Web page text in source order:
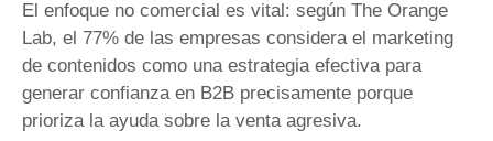
El enfoque no comercial es vital: según The Orange
Lab, el 77% de las empresas considera el marketing
de contenidos como una estrategia efectiva para
generar confianza en B2B precisamente porque
prioriza la ayuda sobre la venta agresiva.